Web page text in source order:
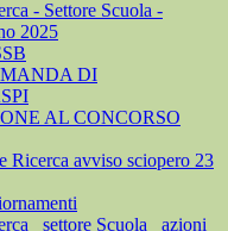
- Settore Scuola -
2025
DI
AL CONCORSO
Ricerca avviso sciopero 23
settore Scuola_ azioni